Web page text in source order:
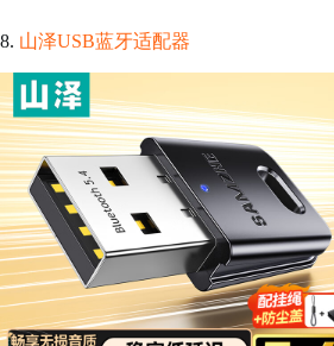
8. 山泽USB蓝牙适配器